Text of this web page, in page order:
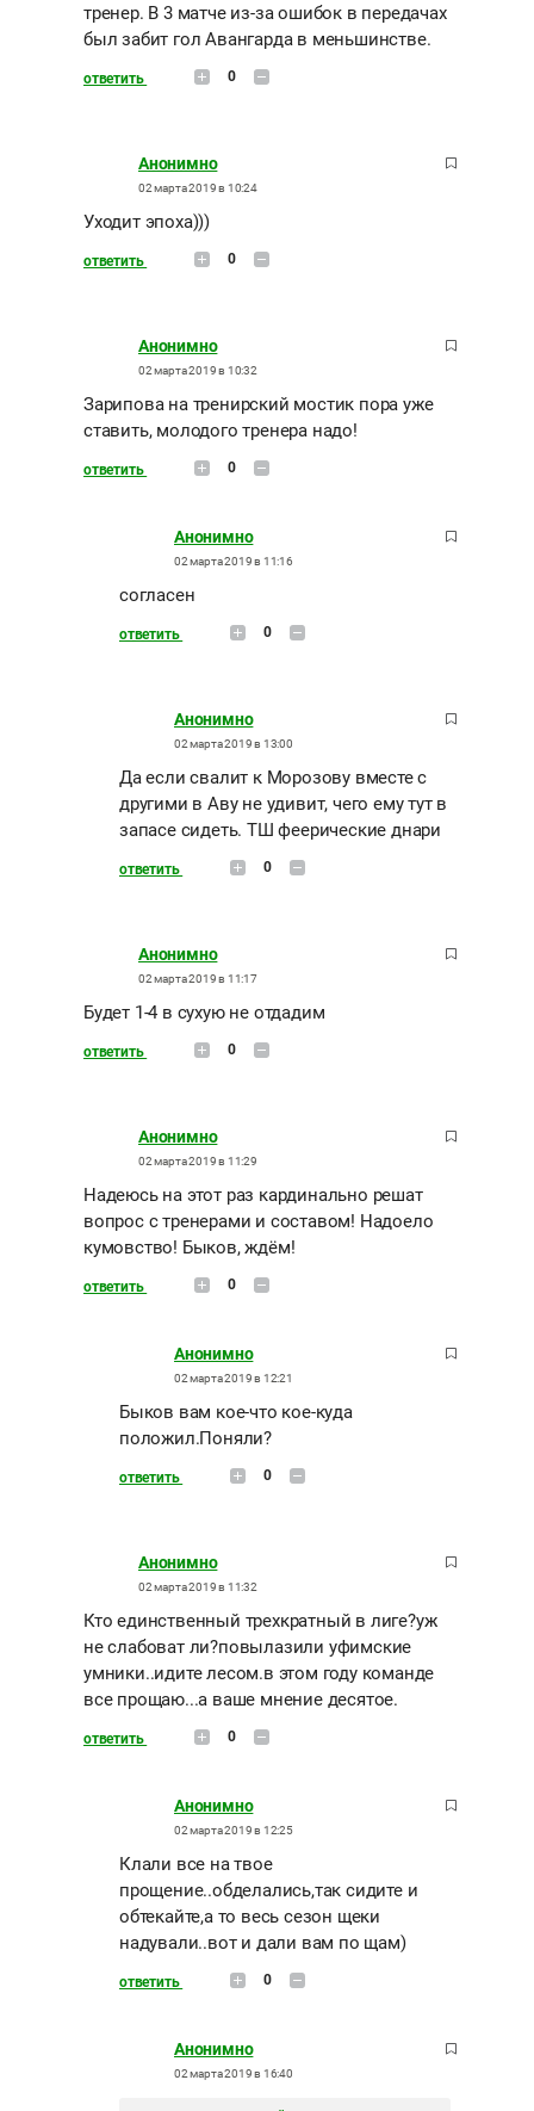
тренер. В 3 матче из-за ошибок в передачах
был забит гол Авангарда в меньшинстве.
ответить 0
Анонимно
02 марта 2019 в 10:24
Уходит эпоха)))
ответить 0
Анонимно
02 марта 2019 в 10:32
Зарипова на тренирский мостик пора уже
ставить, молодого тренера надо!
ответить 0
Анонимно
02 марта 2019 в 11:16
согласен
ответить 0
Анонимно
02 марта 2019 в 13:00
Да если свалит к Морозову вместе с
другими в Аву не удивит, чего ему тут в
запасе сидеть. ТШ феерические днари
ответить 0
Анонимно
02 марта 2019 в 11:17
Будет 1-4 в сухую не отдадим
ответить 0
Анонимно
02 марта 2019 в 11:29
Надеюсь на этот раз кардинально решат
вопрос с тренерами и составом! Надоело
кумовство! Быков, ждём!
ответить 0
Анонимно
02 марта 2019 в 12:21
Быков вам кое-что кое-куда
положил.Поняли?
ответить 0
Анонимно
02 марта 2019 в 11:32
Кто единственный трехкратный в лиге?уж
не слабоват ли?повылазили уфимские
умники..идите лесом.в этом году команде
все прощаю...а ваше мнение десятое.
ответить 0
Анонимно
02 марта 2019 в 12:25
Клали все на твое
прощение..обделались,так сидите и
обтекайте,а то весь сезон щеки
надували..вот и дали вам по щам)
ответить 0
Анонимно
02 марта 2019 в 16:40